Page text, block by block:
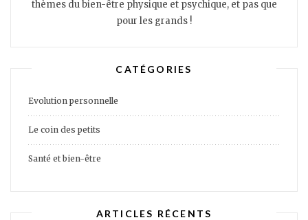
thèmes du bien-être physique et psychique, et pas que
pour les grands !
CATÉGORIES
Evolution personnelle
Le coin des petits
Santé et bien-être
ARTICLES RÉCENTS